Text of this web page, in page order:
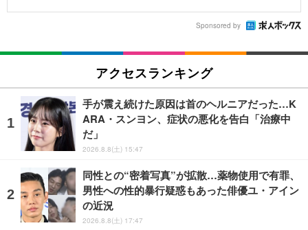
Sponsored by
アクセスランキング
手が震え続けた原因は首のヘルニアだった…K
ARA・スンヨン、症状の悪化を告白「治療中
だ」
2026.8.8(土) 15:47
同性との“密着写真”が拡散…薬物使用で有罪、
男性への性的暴行疑惑もあった俳優ユ・アイン
の近況
2026.8.8(土) 17:47